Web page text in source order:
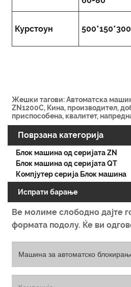
Курстоун 500*150*300
Жешки тагови: Автоматска
ZN1200C, Кина, производител,
приспособена, квалитет,
Поврзана категорија
Блок машина од серијата ZN
Блок машина од серијата QT
Компјутер серија Блок машина
Испрати барање
Ве молиме слободно дајте
формата подолу. Ќе ви